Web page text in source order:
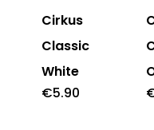
Cirkus
Classic
White
€5.90